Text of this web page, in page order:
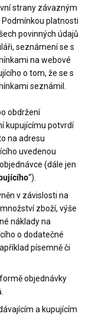
strany závazným
platnosti
povinných údajů
seznámení se s
na webové
o tom, že se s
seznámil.
obdržení
kupujícímu potvrdí
na adresu
uvedenou
(dále jen
“).
v závislosti na
zboží, výše
náklady na
o dodatečné
písemně či
objednávky
a kupujícím